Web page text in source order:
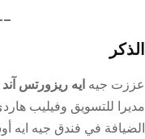
الذكر
عززت جيه ايه ريزورتس آند
مديرا للتسويق وفيليب
الضيافة في فندق جيه ايه